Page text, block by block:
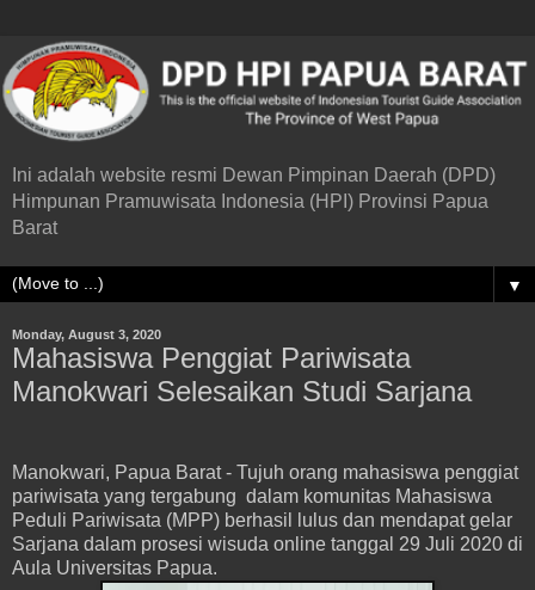
Ini adalah website resmi Dewan Pimpinan Daerah (DPD)
Himpunan Pramuwisata Indonesia (HPI) Provinsi Papua
Barat
▼
Monday, August 3, 2020
Mahasiswa Penggiat Pariwisata
Manokwari Selesaikan Studi Sarjana
Manokwari, Papua Barat - Tujuh orang mahasiswa penggiat
pariwisata yang tergabung dalam komunitas Mahasiswa
Peduli Pariwisata (MPP) berhasil lulus dan mendapat gelar
Sarjana dalam prosesi wisuda online tanggal 29 Juli 2020 di
Aula Universitas Papua.